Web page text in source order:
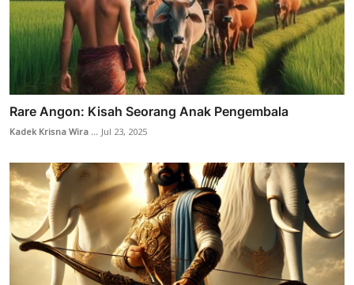
Rare Angon: Kisah Seorang Anak Pengembala
Kadek Krisna Wira ...Jul 23, 2025